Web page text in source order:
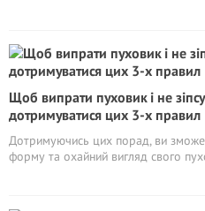
Щоб випрати пуховик і не
дотримуватися цих 3-х правил
Дотримуючись цих порад, ви
форму та охайний вигляд свого